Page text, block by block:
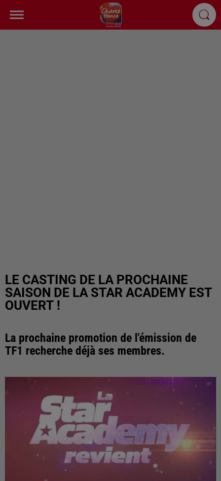
LE CASTING DE LA PROCHAINE
SAISON DE LA STAR ACADEMY EST
OUVERT !
La prochaine promotion de l'émission de
TF1 recherche déjà ses membres.